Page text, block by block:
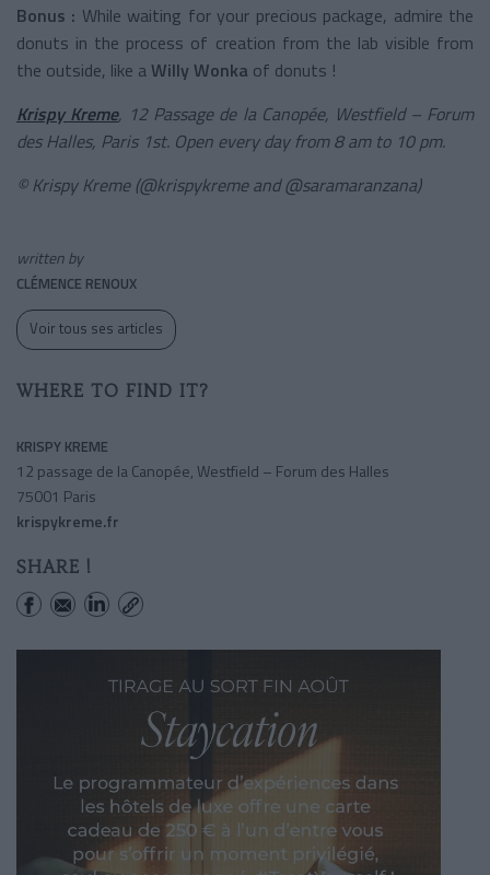
Bonus : While waiting for your precious package, admire the
donuts in the process of creation from the lab visible from
the outside, like aWilly Wonka of donuts !
Krispy Kreme, 12 Passage de la Canopée, Westfield – Forum
des Halles, Paris 1st. Open every day from 8 am to 10 pm.
© Krispy Kreme (@krispykreme and @saramaranzana)
written by
CLÉMENCE RENOUX
Voir tous ses articles
WHERE TO FIND IT?
KRISPY KREME
12 passage de la Canopée, Westfield – Forum des Halles
75001 Paris
krispykreme.fr
SHARE !